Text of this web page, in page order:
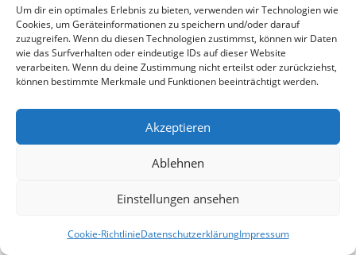
Um dir ein optimales Erlebnis zu bieten, verwenden wir Technologien wie
Cookies, um Geräteinformationen zu speichern und/oder darauf
zuzugreifen. Wenn du diesen Technologien zustimmst, können wir Daten
wie das Surfverhalten oder eindeutige IDs auf dieser Website
verarbeiten. Wenn du deine Zustimmung nicht erteilst oder zurückziehst,
können bestimmte Merkmale und Funktionen beeinträchtigt werden.
Akzeptieren
Ablehnen
Einstellungen ansehen
Cookie-RichtlinieDatenschutzerklärungImpressum
Designed byElegant Themes| Powered by
WordPress